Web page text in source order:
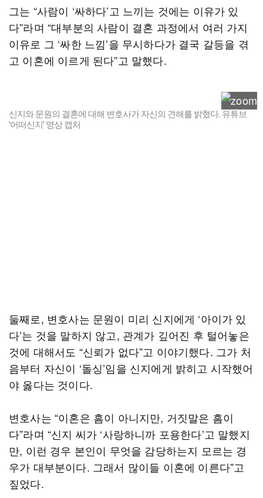
그는 “사람이 ‘싸하다’고 느끼는 것에는 이유가 있
다”라며 “대부분의 사람이 결혼 과정에서 여러 가지
이유로 그 ‘싸한 느낌’을 무시하다가 결국 갈등을 겪
고 이혼에 이르게 된다”고 말했다.
신지와 문원의 결혼에 대해 변호사가 자신의 견해를 밝혔다. 유튜브
'어떠신지' 영상 캡처
둘째로, 변호사는 문원이 미리 신지에게 ‘아이가 있
다’는 것을 말하지 않고, 관계가 깊어진 후 털어놓은
것에 대해서도 “신뢰가 없다”고 이야기했다. 그가 처
음부터 자신이 ‘돌싱’임을 신지에게 밝히고 시작했어
야 옳다는 것이다.
변호사는 “이혼은 흠이 아니지만, 거짓말은 흠이
다”라며 “신지 씨가 ‘사랑하니까 포용한다’고 말했지
만, 이런 경우 본인이 무엇을 감당하는지 모르는 경
우가 대부분이다. 그래서 많이들 이혼에 이른다”고
짚었다.